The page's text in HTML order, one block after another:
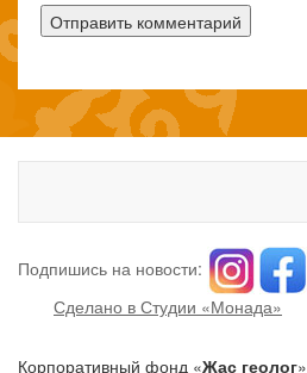
Подпишись на новости:
Сделано в Студии «Монада»
Корпоративный фонд «Жас геолог»